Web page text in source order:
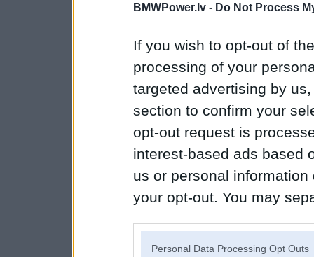
BMWPower.lv - Do Not Process
If you wish to opt-out of
processing of your
targeted advertising by
section to confirm your
opt-out request is
interest-based ads based
us or personal
your opt-out. You may
Personal Data Processing Opt Outs